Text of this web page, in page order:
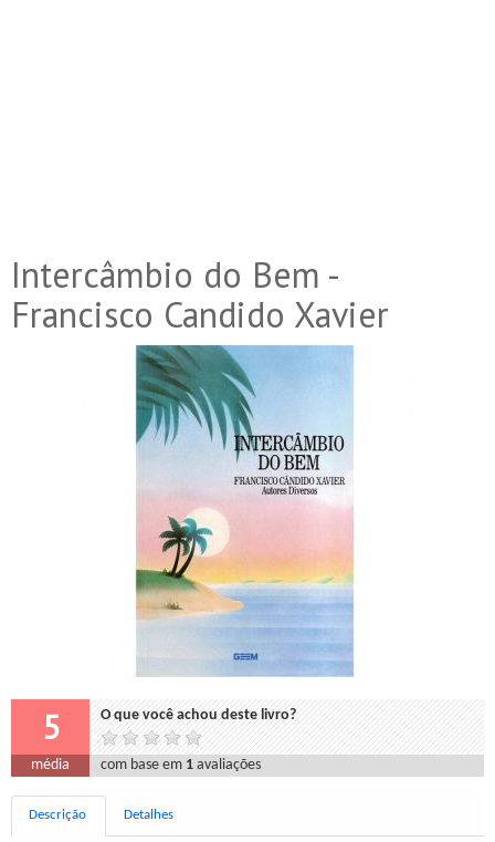
Intercâmbio do Bem -
Francisco Candido Xavier
5 O que você achou deste livro?
média com base em 1 avaliações
Descrição Detalhes